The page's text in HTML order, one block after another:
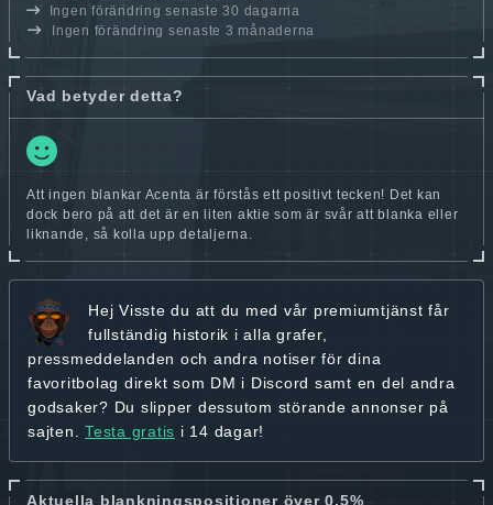
Ingen förändring senaste 30 dagarna
Ingen förändring senaste 3 månaderna
Vad betyder detta?
Att ingen blankar Acenta är förstås ett positivt tecken! Det kan
dock bero på att det är en liten aktie som är svår att blanka eller
liknande, så kolla upp detaljerna.
Hej Visste du att du med vår premiumtjänst får
fullständig historik i alla grafer,
pressmeddelanden och andra notiser för dina
favoritbolag direkt som DM i Discord samt en del andra
godsaker? Du slipper dessutom störande annonser på
sajten. Testa gratis i 14 dagar!
Aktuella blankningspositioner över 0.5%